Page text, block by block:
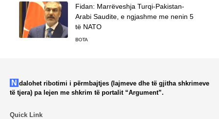
Fidan: Marrëveshja Turqi-Pakistan-
Arabi Saudite, e ngjashme me nenin 5
të NATO
BOTA
Ndalohet ribotimi i përmbajtjes (lajmeve dhe të gjitha shkrimeve
të tjera) pa lejen me shkrim të portalit “Argument”.
Quick Link